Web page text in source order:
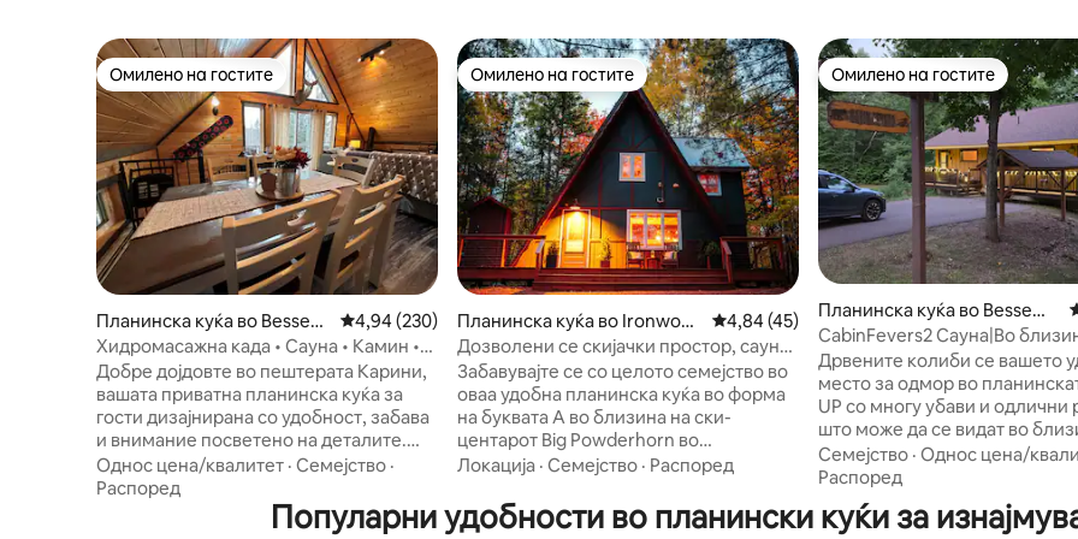
Омилено на гостите
Омилено на гостите
Планинска куќа во Bessem
er
Просечна оцена: 4,94 од 5, 230 рецензии
4,94 (230)
Хидромасажна када • Сауна • Камин •
Голем Паудерхорн
Добре дојдовте во пештерата Карини,
вашата приватна планинска куќа за
гости дизајнирана со удобност, забава
и внимание посветено на деталите.
Ова удобно место за одмор е идеално
како за романтични одмори, така и за
семејни авантури. Вгнездена во срцето
на Big Powderhorn и само на кратко
Однос цена/квалитет · Семејство ·
Распоред
Омилено на гостите
Омилено на гостите
Планинска куќа во Ironwood
Township
Просечна оцена: 4,84 од 5, 45 рецензии
4,84 (45)
Дозволени се скијачки простор, сауна
и миленичиња на Rocky Pines
Забавувајте се со целото семејство во
оваа удобна планинска куќа во форма
на буквата А во близина на ски-
центарот Big Powderhorn во
Powderhorn Village. Совршено за
сите активности за велосипедизам,
пешачење, водопади, риболов, офроуд
Локација · Семејство · Распоред
Омилено на гостите
Омилено на гостите
Планинска куќа во Besseme
r
CabinFevers2 Сауна|Во
езерото Супериор и
Дрвените колиби се вашето
место за одмор во
UP со многу убави и одлични
што може да се видат во
ден. Разбудете се за мирот на Горниот
полуостров на Мичиген, пијте
задната тераса, опкружено
завршете го денот опуштајќи
Семејство · Однос цена/
Распоред
Популарни удобности во планински куќи за